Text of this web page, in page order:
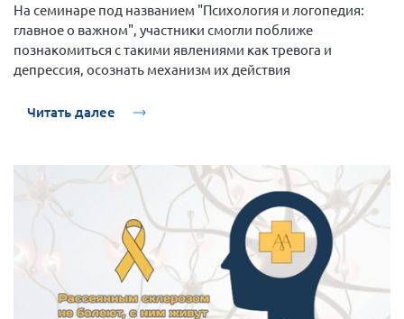
На семинаре под названием "Психология и логопедия:
главное о важном", участники смогли поближе
познакомиться с такими явлениями как тревога и
депрессия, осознать механизм их действия
Читать далее